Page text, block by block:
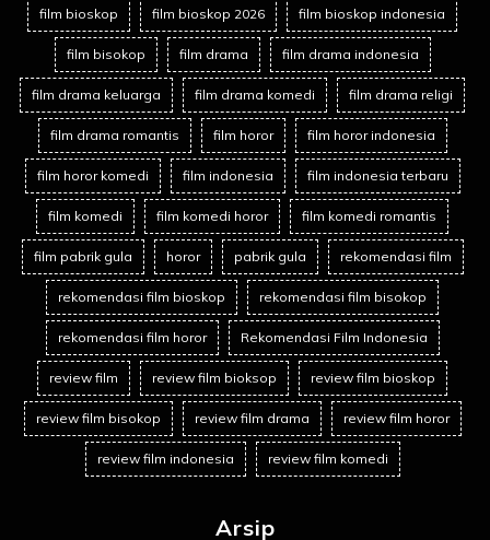
film bioskop film bioskop 2026 film bioskop indonesia
film bisokop film drama film drama indonesia
film drama keluarga film drama komedi film drama religi
film drama romantis film horor film horor indonesia
film horor komedi film indonesia film indonesia terbaru
film komedi film komedi horor film komedi romantis
film pabrik gula horor pabrik gula rekomendasi film
rekomendasi film bioskop rekomendasi film bisokop
rekomendasi film horor Rekomendasi Film Indonesia
review film review film bioksop review film bioskop
review film bisokop review film drama review film horor
review film indonesia review film komedi
Arsip